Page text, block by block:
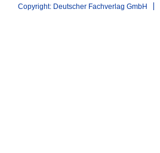
Copyright: Deutscher Fachverlag GmbH